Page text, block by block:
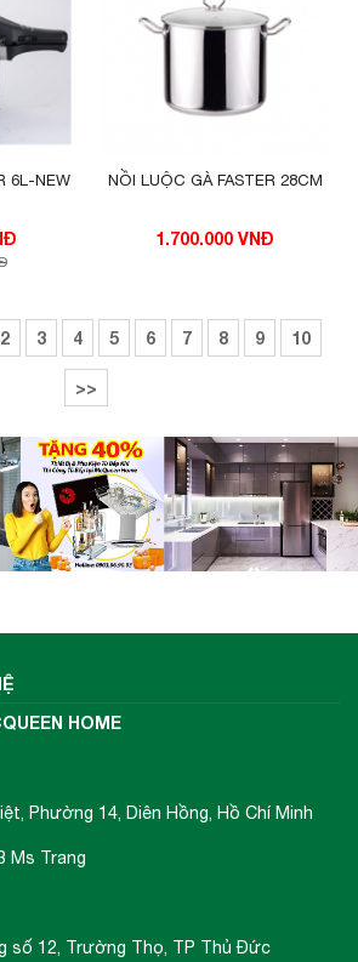
6L-NEW
VNĐ
NỒI LUỘC GÀ FASTER 28CM
1.700.000 VNĐ
2 3 4 5 6 7 8 9 10
>>
HOME
Phường 14, Diên Hồng, Hồ Chí Minh
Ms Trang
số 12, Trường Thọ, TP Thủ Đức